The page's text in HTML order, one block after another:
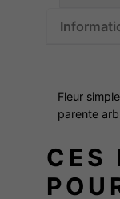
M
A
Fleur
parente
CES